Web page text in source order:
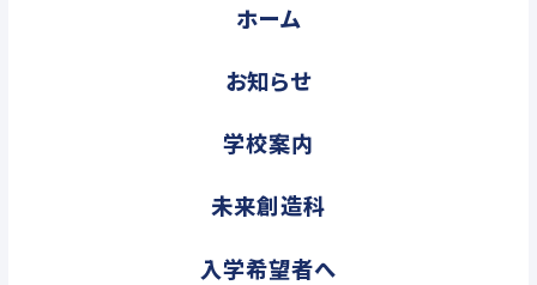
ホーム
お知らせ
学校案内
未来創造科
入学希望者へ